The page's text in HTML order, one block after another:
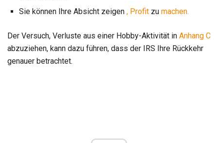
Sie können Ihre Absicht zeigen , Profit zu machen.
Der Versuch, Verluste aus einer Hobby-Aktivität in Anhang C
abzuziehen, kann dazu führen, dass der IRS Ihre Rückkehr
genauer betrachtet.